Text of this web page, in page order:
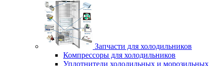
Запчасти для холодильников
Компрессоры для холодильников
Уплотнители холодильных и морозильных